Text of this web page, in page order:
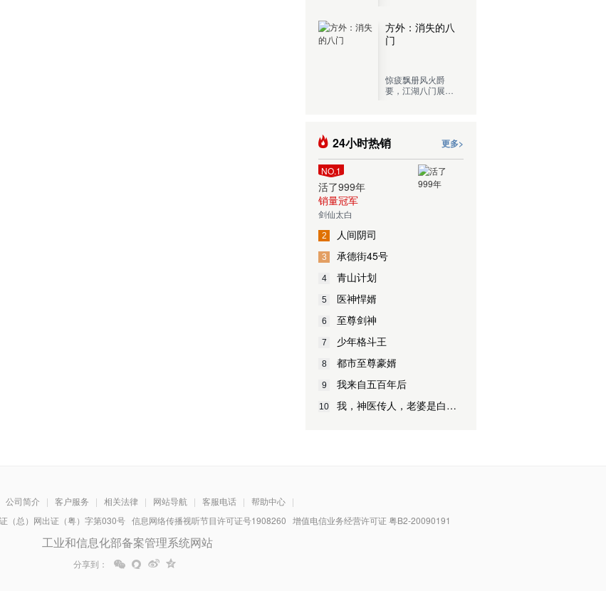
老记者，开着一辆
五菱宏光，这就是
罪恶调查局目前的
方外：消失的八
门
惊疲飘册风火爵
要，江湖八门展奇
藏的江湖传人，展
24小时热销 更多>
NO.1
活了999年
销量冠军
剑仙太白
2 人间阴司
3 承德街45号
4 青山计划
5 医神悍婿
6 至尊剑神
7 少年格斗王
8 都市至尊豪婿
9 我来自五百年后
10 我，神医传人，老婆是白富美
公司简介 | 客户服务 | 相关法律 | 网站导航 | 客服电话 | 帮助中心 |
（总）网出证（粤）字第030号 信息网络传播视听节目许可证号1908260 增值电信业务经营许可证 粤B2-20090191
工业和信息化部备案管理系统网站
分享到：